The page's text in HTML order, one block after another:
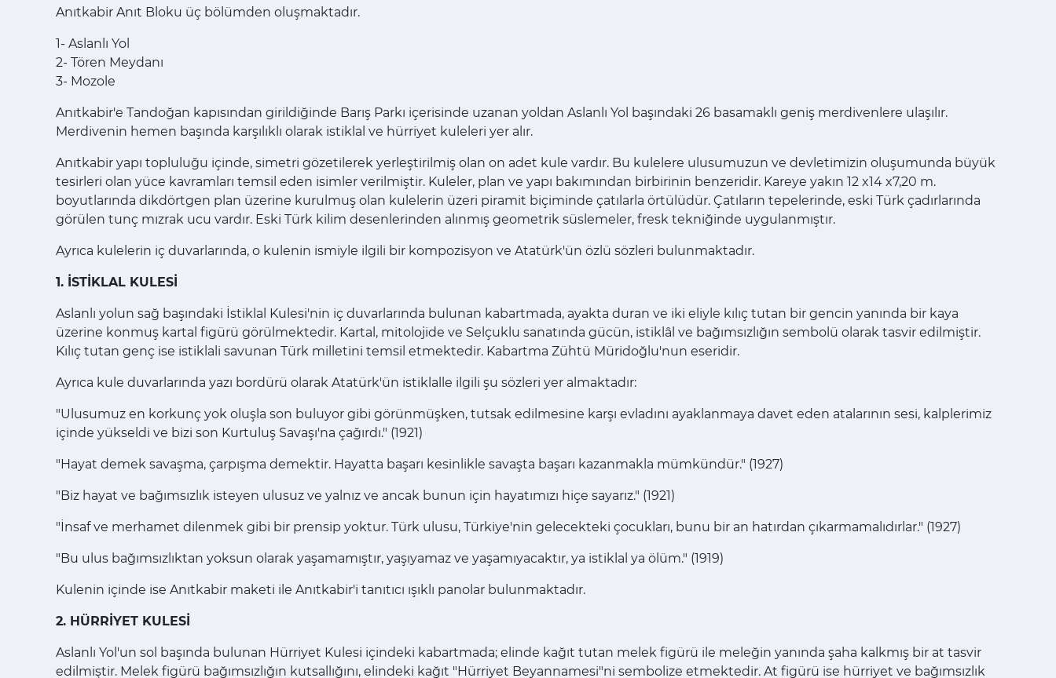
Anıtkabir Anıt Bloku üç bölümden oluşmaktadır.
1- Aslanlı Yol
2- Tören Meydanı
3- Mozole
Anıtkabir'e Tandoğan kapısından girildiğinde Barış Parkı içerisinde uzanan yoldan Aslanlı Yol başındaki 26 basamaklı geniş merdivenlere ulaşılır.
Merdivenin hemen başında karşılıklı olarak istiklal ve hürriyet kuleleri yer alır.
Anıtkabir yapı topluluğu içinde, simetri gözetilerek yerleştirilmiş olan on adet kule vardır. Bu kulelere ulusumuzun ve devletimizin oluşumunda büyük
tesirleri olan yüce kavramları temsil eden isimler verilmiştir. Kuleler, plan ve yapı bakımından birbirinin benzeridir. Kareye yakın 12 x14 x7,20 m.
boyutlarında dikdörtgen plan üzerine kurulmuş olan kulelerin üzeri piramit biçiminde çatılarla örtülüdür. Çatıların tepelerinde, eski Türk çadırlarında
görülen tunç mızrak ucu vardır. Eski Türk kilim desenlerinden alınmış geometrik süslemeler, fresk tekniğinde uygulanmıştır.
Ayrıca kulelerin iç duvarlarında, o kulenin ismiyle ilgili bir kompozisyon ve Atatürk'ün özlü sözleri bulunmaktadır.
1. İSTİKLAL KULESİ
Aslanlı yolun sağ başındaki İstiklal Kulesi'nin iç duvarlarında bulunan kabartmada, ayakta duran ve iki eliyle kılıç tutan bir gencin yanında bir kaya
üzerine konmuş kartal figürü görülmektedir. Kartal, mitolojide ve Selçuklu sanatında gücün, istiklâl ve bağımsızlığın sembolü olarak tasvir edilmiştir.
Kılıç tutan genç ise istiklali savunan Türk milletini temsil etmektedir. Kabartma Zühtü Müridoğlu'nun eseridir.
Ayrıca kule duvarlarında yazı bordürü olarak Atatürk'ün istiklalle ilgili şu sözleri yer almaktadır:
"Ulusumuz en korkunç yok oluşla son buluyor gibi görünmüşken, tutsak edilmesine karşı evladını ayaklanmaya davet eden atalarının sesi, kalplerimiz
içinde yükseldi ve bizi son Kurtuluş Savaşı'na çağırdı." (1921)
"Hayat demek savaşma, çarpışma demektir. Hayatta başarı kesinlikle savaşta başarı kazanmakla mümkündür." (1927)
"Biz hayat ve bağımsızlık isteyen ulusuz ve yalnız ve ancak bunun için hayatımızı hiçe sayarız." (1921)
"İnsaf ve merhamet dilenmek gibi bir prensip yoktur. Türk ulusu, Türkiye'nin gelecekteki çocukları, bunu bir an hatırdan çıkarmamalıdırlar." (1927)
"Bu ulus bağımsızlıktan yoksun olarak yaşamamıştır, yaşıyamaz ve yaşamıyacaktır, ya istiklal ya ölüm." (1919)
Kulenin içinde ise Anıtkabir maketi ile Anıtkabir'i tanıtıcı ışıklı panolar bulunmaktadır.
2. HÜRRİYET KULESİ
Aslanlı Yol'un sol başında bulunan Hürriyet Kulesi içindeki kabartmada; elinde kağıt tutan melek figürü ile meleğin yanında şaha kalkmış bir at tasvir
edilmiştir. Melek figürü bağımsızlığın kutsallığını, elindeki kağıt "Hürriyet Beyannamesi"ni sembolize etmektedir. At figürü ise hürriyet ve bağımsızlık